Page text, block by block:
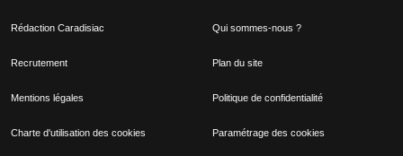
Rédaction Caradisiac Qui sommes-nous ?
Recrutement Plan du site
Mentions légales Politique de confidentialité
Charte d'utilisation des cookies Paramétrage des cookies